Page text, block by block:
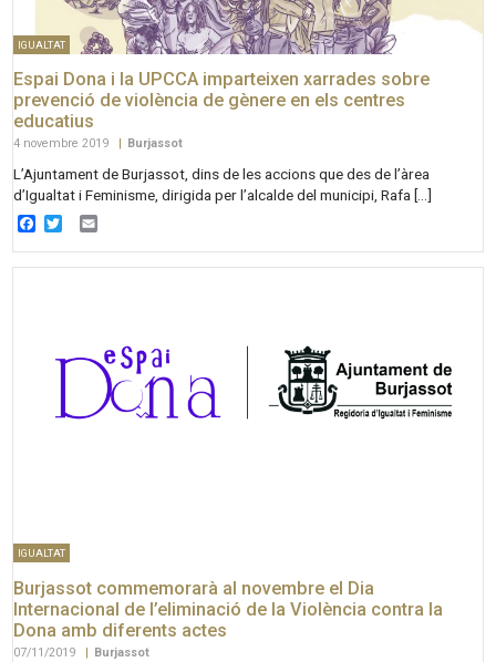
IGUALTAT
Espai Dona i la UPCCA imparteixen xarrades sobre
prevenció de violència de gènere en els centres
educatius
4 novembre 2019 Burjassot
L’Ajuntament de Burjassot, dins de les accions que des de l’àrea
d’Igualtat i Feminisme, dirigida per l’alcalde del municipi, Rafa […]
Facebook
Twitter
IGUALTAT
Burjassot commemorarà al novembre el Dia
Internacional de l’eliminació de la Violència contra la
Dona amb diferents actes
07/11/2019 | Burjassot